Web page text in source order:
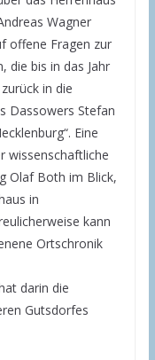
Wagner
offene Fragen zur
die bis in das Jahr
in die
Dassowers Stefan
Eine
wissenschaftliche
Olaf Both im Blick,
in
kann
Ortschronik
darin die
Gutsdorfes